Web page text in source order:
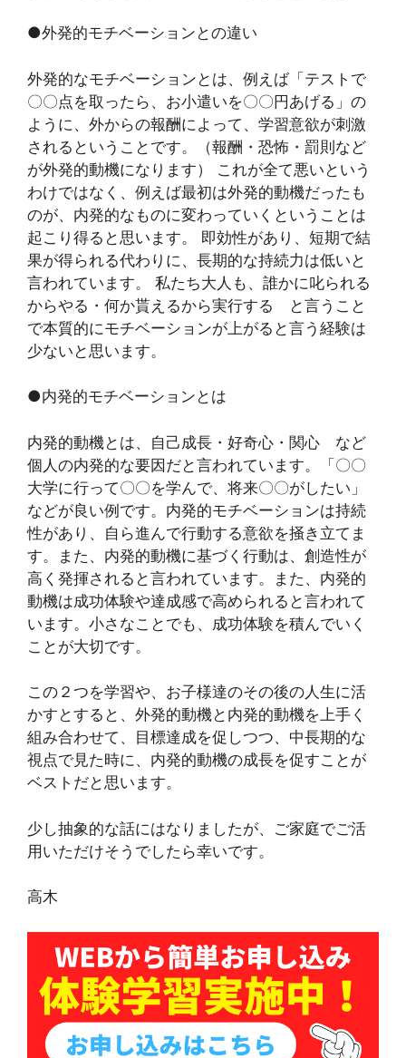
●外発的モチベーションとの違い
外発的なモチベーションとは、例えば「テストで
〇〇点を取ったら、お小遣いを〇〇円あげる」の
ように、外からの報酬によって、学習意欲が刺激
されるということです。（報酬・恐怖・罰則など
が外発的動機になります） これが全て悪いという
わけではなく、例えば最初は外発的動機だったも
のが、内発的なものに変わっていくということは
起こり得ると思います。 即効性があり、短期で結
果が得られる代わりに、長期的な持続力は低いと
言われています。 私たち大人も、誰かに叱られる
からやる・何か貰えるから実行する と言うこと
で本質的にモチベーションが上がると言う経験は
少ないと思います。
●内発的モチベーションとは
内発的動機とは、自己成長・好奇心・関心 など
個人の内発的な要因だと言われています。「〇〇
大学に行って〇〇を学んで、将来〇〇がしたい」
などが良い例です。内発的モチベーションは持続
性があり、自ら進んで行動する意欲を掻き立てま
す。また、内発的動機に基づく行動は、創造性が
高く発揮されると言われています。また、内発的
動機は成功体験や達成感で高められると言われて
います。小さなことでも、成功体験を積んでいく
ことが大切です。
この２つを学習や、お子様達のその後の人生に活
かすとすると、外発的動機と内発的動機を上手く
組み合わせて、目標達成を促しつつ、中長期的な
視点で見た時に、内発的動機の成長を促すことが
ベストだと思います。
少し抽象的な話にはなりましたが、ご家庭でご活
用いただけそうでしたら幸いです。
高木